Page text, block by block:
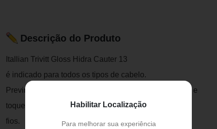
Habilitar Localização
Para melhorar sua experiência
Descrição do Produto
Itallian Trivitt Gloss Hidra Cauter 13
é indicado para todos os tipos de cabelo.
Previne o frizz com proteção térmica, dá brilho intenso e
toque macio aos
fios.